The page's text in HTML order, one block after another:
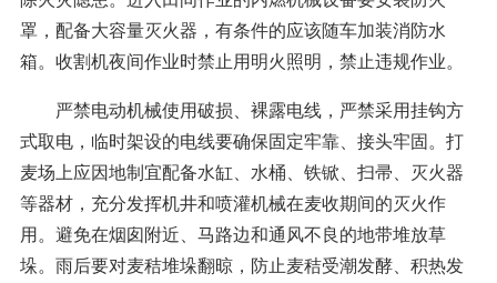
罩，配备大容量灭火器，有条件的应该随车加装消防水
箱。收割机夜间作业时禁止用明火照明，禁止违规作业。
严禁电动机械使用破损、裸露电线，严禁采用挂钩方
式取电，临时架设的电线要确保固定牢靠、接头牢固。打
麦场上应因地制宜配备水缸、水桶、铁锨、扫帚、灭火器
等器材，充分发挥机井和喷灌机械在麦收期间的灭火作
用。避免在烟囱附近、马路边和通风不良的地带堆放草
垛。雨后要对麦秸堆垛翻晾，防止麦秸受潮发酵、积热发